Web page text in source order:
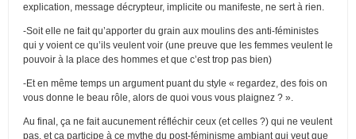
explication, message décrypteur, implicite ou manifeste, ne sert à rien.
-Soit elle ne fait qu’apporter du grain aux moulins des anti-féministes
qui y voient ce qu’ils veulent voir (une preuve que les femmes veulent le
pouvoir à la place des hommes et que c’est trop pas bien)
-Et en même temps un argument puant du style « regardez, des fois on
vous donne le beau rôle, alors de quoi vous vous plaignez ? ».
Au final, ça ne fait aucunement réfléchir ceux (et celles ?) qui ne veulent
pas, et ça participe à ce mythe du post-féminisme ambiant qui veut que